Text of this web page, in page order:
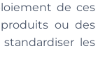
de ces
ou des
standardiser les